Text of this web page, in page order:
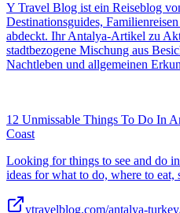
Y Travel Blog ist ein Reiseblog
Destinationsguides,
abdeckt. Ihr Antalya-Artikel zu
stadtbezogene Mischung aus
Nachtleben und allgemeinen
12 Unmissable Things To Do In
Coast
Looking for things to see and do
ideas for what to do, where to eat,
ytravelblog.com/antalya-